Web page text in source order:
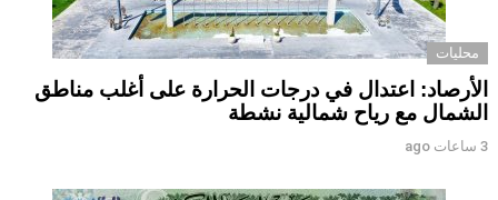
محليات
الأرصاد: اعتدال في درجات الحرارة على أغلب مناطق
الشمال مع رياح شمالية نشطة
3 ساعات ago